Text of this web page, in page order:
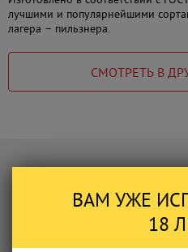
лучшими и популярнейшими
лагера – пильзнера.
СМОТРЕТЬ В
Пиво
ВАМ УЖЕ
18